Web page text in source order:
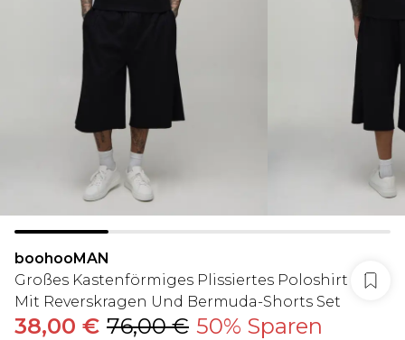
boohooMAN
Großes Kastenförmiges Plissiertes Poloshirt
Mit Reverskragen Und Bermuda-Shorts Set
38,00 € 76,00 € 50% Sparen